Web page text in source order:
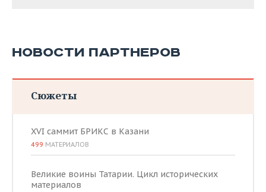
НОВОСТИ ПАРТНЕРОВ
Сюжеты
XVI саммит БРИКС в Казани
499 МАТЕРИАЛОВ
Великие воины Татарии. Цикл исторических
материалов